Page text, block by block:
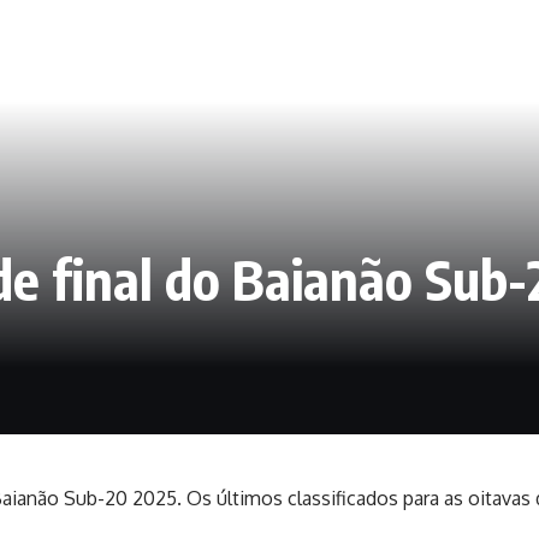
final do Baianão
Sub-20 2025. Os últimos classificados para as oitavas